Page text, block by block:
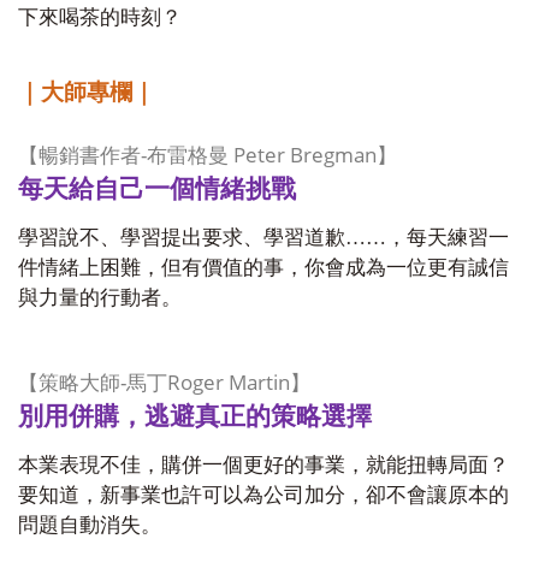
下來喝茶的時刻？
｜大師專欄｜
【暢銷書作者-布雷格曼 Peter Bregman 】
每天給自己一個情緒挑戰
學習說不、學習提出要求、學習道歉……，每天練習一
件情緒上困難，但有價值的事，你會成為一位更有誠信
與力量的行動者。
【策略大師-馬丁Roger Martin 】
別用併購，逃避真正的策略選擇
本業表現不佳，購併一個更好的事業，就能扭轉局面？
要知道，新事業也許可以為公司加分，卻不會讓原本的
問題自動消失。